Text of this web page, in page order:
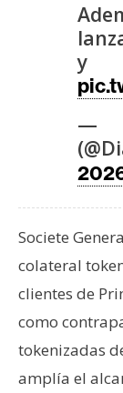
s
R
e
c
u
y
—
Societe
colateral
clientes de
como
tokenizadas
amplía el